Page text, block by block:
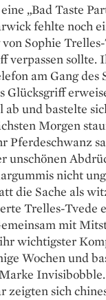
„Bad Taste
fehlte noch
Sophie
verpassen sollte.
am Gang des
Glücksgriff
ab und bastelte
Morgen
Pferdeschwanz
unschönen
nicht
die Sache als
Trelles-Tvede
mit
wichtigster
Wochen und
zeigten sich